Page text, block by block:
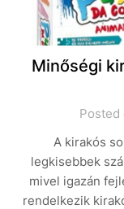
Minőségi
Posted
A kirakós
legkisebbek
mivel igazán
rendelkezik